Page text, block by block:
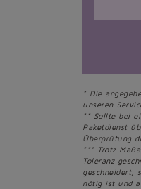
* Die
unseren
** Sollte bei
Paketdienst
Überprüfung
*** Trotz
Toleranz
geschneidert,
nötig ist und